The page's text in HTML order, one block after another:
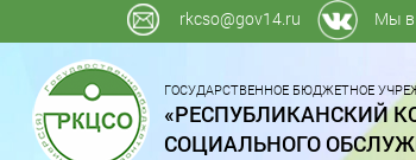
rkcso@gov14.ru Мы в
ГОСУДАРСТВЕННОЕ БЮДЖЕТНОЕ
«РЕСПУБЛИКАНСКИЙ
СОЦИАЛЬНОГО